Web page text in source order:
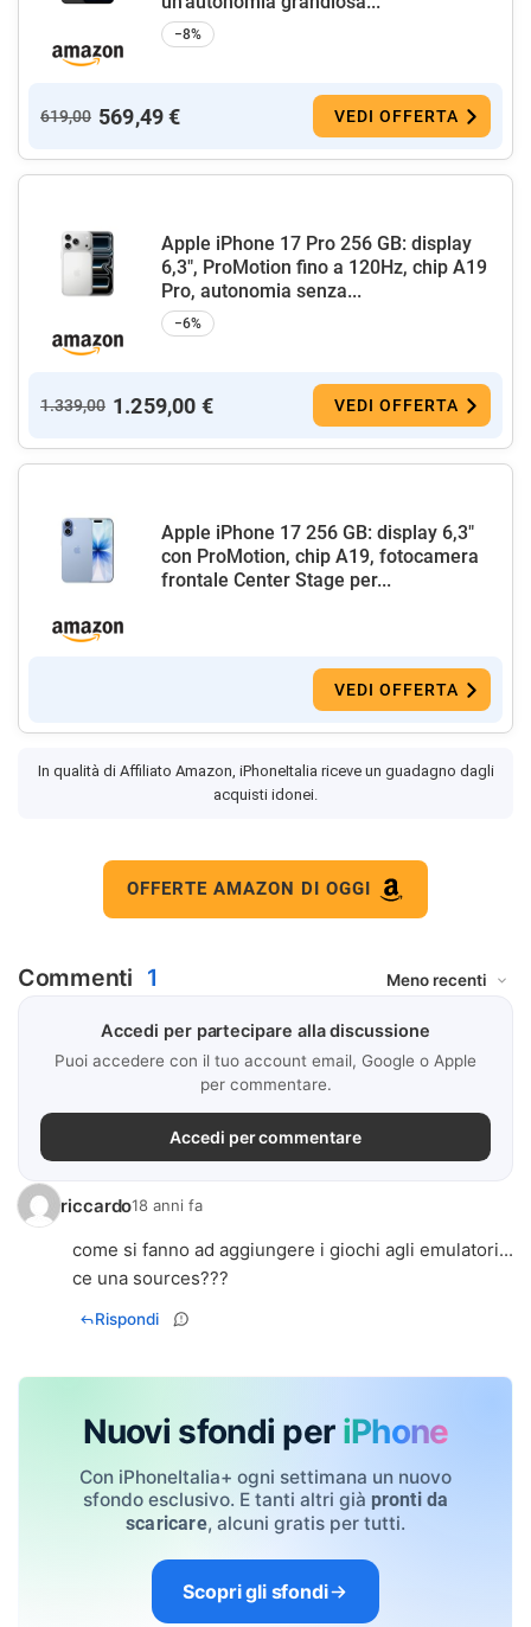
−8%
619,00 569,49 € VEDI OFFERTA
Apple iPhone 17 Pro 256 GB: display
6,3", ProMotion fino a 120Hz, chip A19
Pro, autonomia senza...
−6%
1.339,00 1.259,00 € VEDI OFFERTA
Apple iPhone 17 256 GB: display 6,3"
con ProMotion, chip A19, fotocamera
frontale Center Stage per...
VEDI OFFERTA
In qualità di Affiliato Amazon, iPhoneItalia riceve un guadagno dagli
acquisti idonei.
OFFERTE AMAZON DI OGGI
Commenti 1
Accedi per partecipare alla discussione
Puoi accedere con il tuo account email, Google o Apple
per commentare.
Accedi per commentare
riccardo18 anni fa
come si fanno ad aggiungere i giochi agli emulatori...
ce una sources???
Rispondi
Nuovi sfondi per iPhone
Con iPhoneItalia+ ogni settimana un nuovo
sfondo esclusivo. E tanti altri già pronti da
scaricare, alcuni gratis per tutti.
Scopri gli sfondi